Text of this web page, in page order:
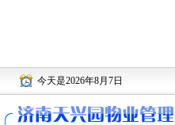
今天是2026年8月7日